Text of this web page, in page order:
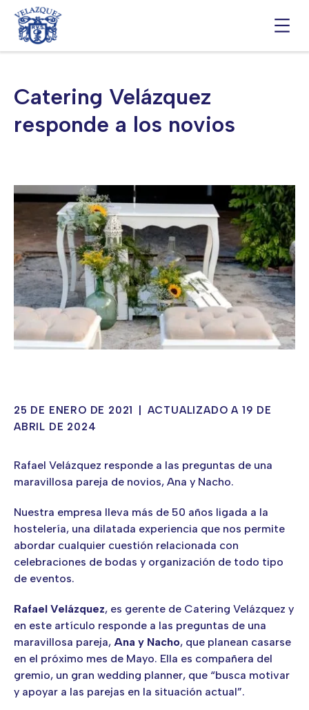
Saltar
contenido
Catering Velázquez
responde a los novios
25 DE ENERO DE 2021
ACTUALIZADO A 19 DE
ABRIL DE 2024
Rafael Velázquez responde a las preguntas de una
maravillosa pareja de novios, Ana y Nacho.
Nuestra empresa lleva más de 50 años ligada a la
hostelería, una dilatada experiencia que nos permite
abordar cualquier cuestión relacionada con
celebraciones de bodas y organización de todo tipo
de eventos.
Rafael Velázquez, es gerente de Catering Velázquez y
en este artículo responde a las preguntas de una
maravillosa pareja, Ana y Nacho, que planean casarse
en el próximo mes de Mayo. Ella es compañera del
gremio, un gran wedding planner, que “busca motivar
y apoyar a las parejas en la situación actual”.